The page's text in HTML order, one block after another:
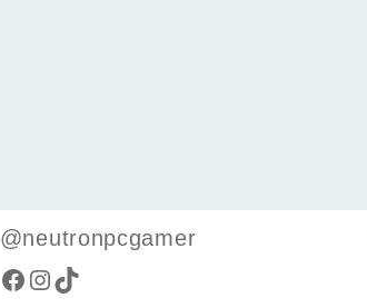
@neutronpcgamer
Facebook
Instagram
TikTok